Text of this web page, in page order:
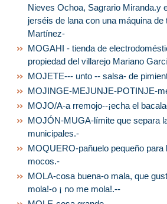
Nieves Ochoa, Sagrario Miranda.y
jerséis de lana con una máquina de
Martínez-
MOGAHI - tienda de
propiedad del villarejo Mariano
MOJETE--- unto -- salsa- de
MOJINGE-MEJUNJE-POTINJE-
MOJO/A-a rremojo--¡echa el
MOJÓN-MUGA-límite que separa
municipales.-
MOQUERO-pañuelo pequeño
mocos.-
MOLA-cosa buena-o mala, que
mola!-o ¡ no me mola!.--